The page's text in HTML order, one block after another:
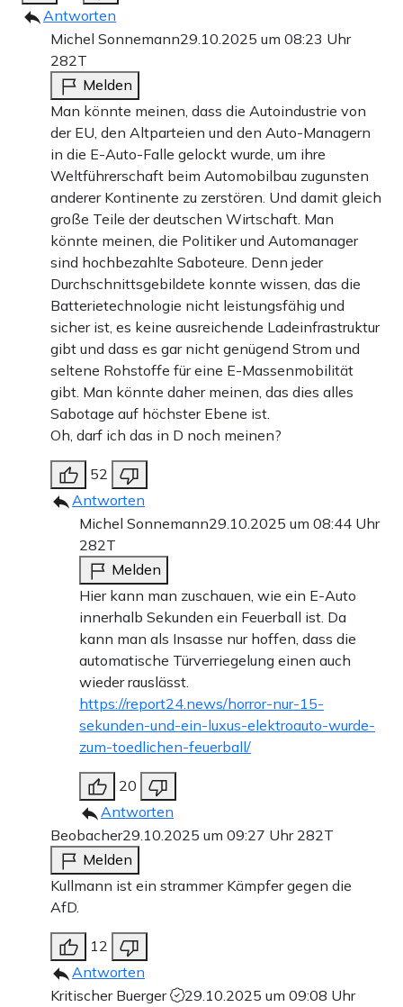
Antworten
Michel Sonnemann29.10.2025 um 08:23 Uhr
282T
Melden
Man könnte meinen, dass die Autoindustrie von
der EU, den Altparteien und den Auto-Managern
in die E-Auto-Falle gelockt wurde, um ihre
Weltführerschaft beim Automobilbau zugunsten
anderer Kontinente zu zerstören. Und damit gleich
große Teile der deutschen Wirtschaft. Man
könnte meinen, die Politiker und Automanager
sind hochbezahlte Saboteure. Denn jeder
Durchschnittsgebildete konnte wissen, das die
Batterietechnologie nicht leistungsfähig und
sicher ist, es keine ausreichende Ladeinfrastruktur
gibt und dass es gar nicht genügend Strom und
seltene Rohstoffe für eine E-Massenmobilität
gibt. Man könnte daher meinen, das dies alles
Sabotage auf höchster Ebene ist.
Oh, darf ich das in D noch meinen?
52
Antworten
Michel Sonnemann29.10.2025 um 08:44 Uhr
282T
Melden
Hier kann man zuschauen, wie ein E-Auto
innerhalb Sekunden ein Feuerball ist. Da
kann man als Insasse nur hoffen, dass die
automatische Türverriegelung einen auch
wieder rauslässt.
https://report24.news/horror-nur-15-
sekunden-und-ein-luxus-elektroauto-wurde-
zum-toedlichen-feuerball/
20
Antworten
Beobacher29.10.2025 um 09:27 Uhr 282T
Melden
Kullmann ist ein strammer Kämpfer gegen die
AfD.
12
Antworten
Kritischer Buerger
29.10.2025 um 09:08 Uhr